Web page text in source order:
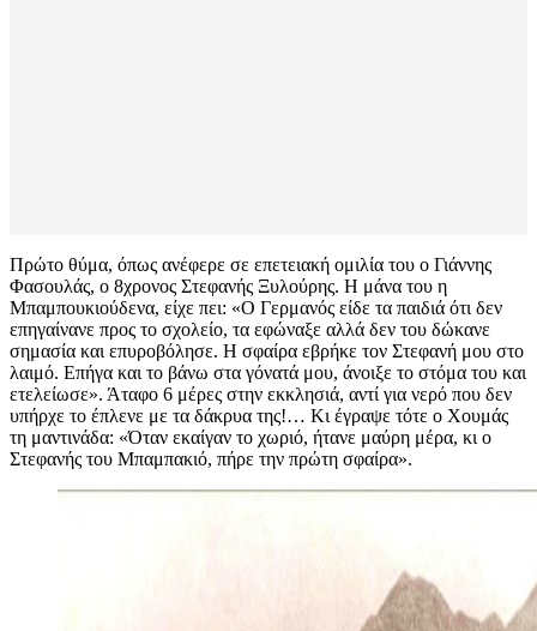
Πρώτο θύμα, όπως ανέφερε σε επετειακή ομιλία του ο Γιάννης
Φασουλάς, ο 8χρονος Στεφανής Ξυλούρης. Η μάνα του η
Μπαμπουκιούδενα, είχε πει: «Ο Γερμανός είδε τα παιδιά ότι δεν
επηγαίνανε προς το σχολείο, τα εφώναξε αλλά δεν του δώκανε
σημασία και επυροβόλησε. Η σφαίρα εβρήκε τον Στεφανή μου στο
λαιμό. Επήγα και το βάνω στα γόνατά μου, άνοιξε το στόμα του και
ετελείωσε». Άταφο 6 μέρες στην εκκλησιά, αντί για νερό που δεν
υπήρχε το έπλενε με τα δάκρυα της!… Κι έγραψε τότε ο Χουμάς
τη μαντινάδα: «Όταν εκαίγαν το χωριό, ήτανε μαύρη μέρα, κι ο
Στεφανής του Μπαμπακιό, πήρε την πρώτη σφαίρα».